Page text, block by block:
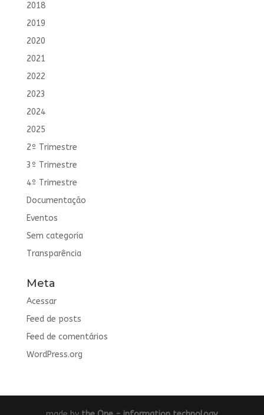
2018
2019
2020
2021
2022
2023
2024
2025
2º Trimestre
3º Trimestre
4º Trimestre
Documentação
Eventos
Sem categoria
Transparência
Meta
Acessar
Feed de posts
Feed de comentários
WordPress.org